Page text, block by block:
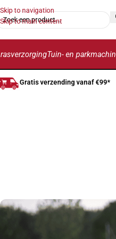
Skip to navigation
Skip to main content
Tuin- en
Gratis verzending vanaf €99*